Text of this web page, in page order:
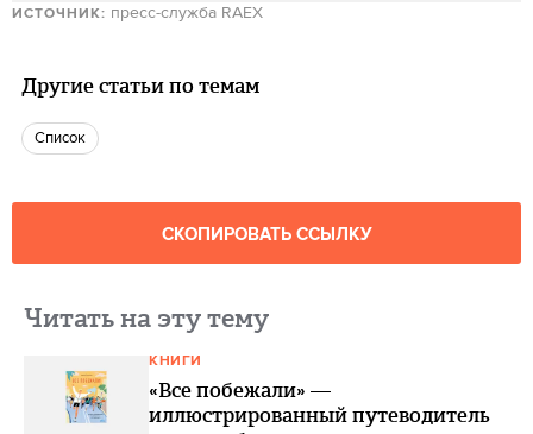
ИСТОЧНИК: пресс-служба RAEX
Другие статьи по темам
Список
СКОПИРОВАТЬ ССЫЛКУ
Читать на эту тему
КНИГИ
«Все побежали» —
иллюстрированный путеводитель